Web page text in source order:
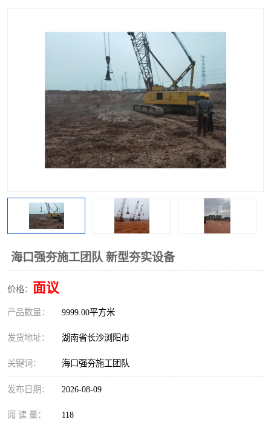
海口强夯施工团队 新型夯实设备
价格： 面议
产品数量： 9999.00平方米
发货地址： 湖南省长沙浏阳市
关键词： 海口强夯施工团队
发布日期： 2026-08-09
阅 读 量： 118